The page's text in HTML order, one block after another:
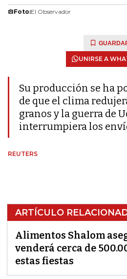
Foto:El Observador
UNIRSE A
Su producción se ha
de que el clima
granos y la guerra de
interrumpiera los
REUTERS
ARTÍCULO
Alimentos Shalom
venderá cerca de
estas fiestas